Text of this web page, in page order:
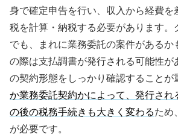
身で確定申告を行い、収入から経費を
税を計算・納税する必要があります。
でも、まれに業務委託の案件があるか
の際は支払調書が発行される可能性が
の契約形態をしっかり確認することが
か業務委託契約かによって、発行され
の後の税務手続きも大きく変わるため
が必要です。